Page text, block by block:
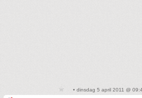
• dinsdag 5 april 2011 @